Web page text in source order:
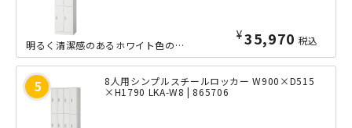
¥35,970 税込
明るく清潔感のあるホワイト色のエコ塗装を施した、大変リーズナブルな4人用2段型ス...
8人用シンプルスチールロッカー W900×D515
×H1790 LKA-W8 | 865706